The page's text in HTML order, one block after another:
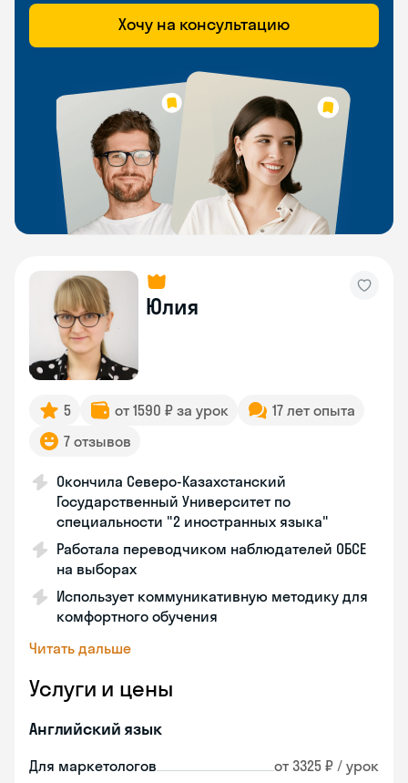
Хочу на консультацию
Юлия
5 от 1590 ₽ за урок
17 лет опыта
7 отзывов
Окончила Северо-Казахстанский
Государственный Университет по
специальности "2 иностранных языка"
Работала переводчиком наблюдателей ОБСЕ
на выборах
Использует коммуникативную методику для
комфортного обучения
Читать дальше
Услуги и цены
Английский язык
Для маркетологов от 3325 ₽ / урок